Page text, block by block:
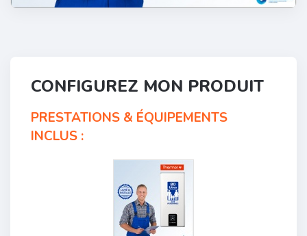
CONFIGUREZ MON PRODUIT
PRESTATIONS & ÉQUIPEMENTS
INCLUS :